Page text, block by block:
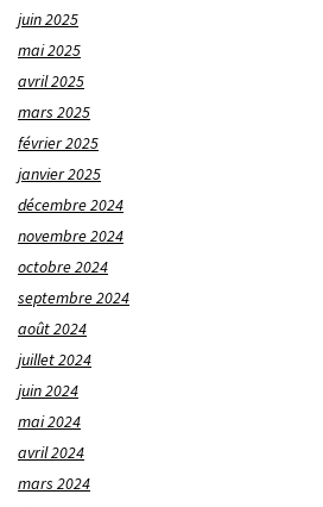
juin 2025
mai 2025
avril 2025
mars 2025
février 2025
janvier 2025
décembre 2024
novembre 2024
octobre 2024
septembre 2024
août 2024
juillet 2024
juin 2024
mai 2024
avril 2024
mars 2024